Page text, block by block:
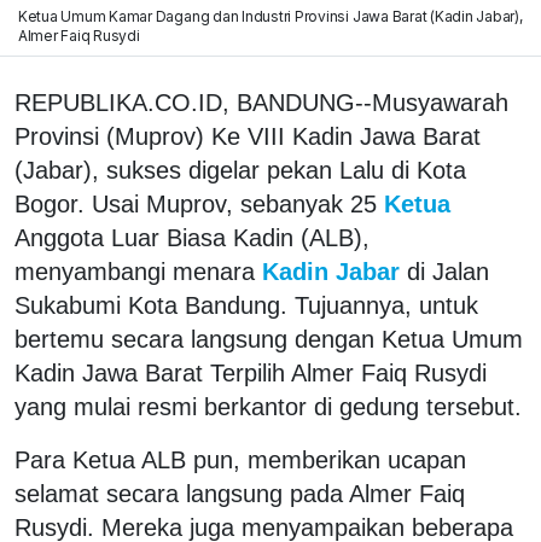
Ketua Umum Kamar Dagang dan Industri Provinsi Jawa Barat (Kadin Jabar),
Almer Faiq Rusydi
REPUBLIKA.CO.ID, BANDUNG--Musyawarah
Provinsi (Muprov) Ke VIII Kadin Jawa Barat
(Jabar), sukses digelar pekan Lalu di Kota
Bogor. Usai Muprov, sebanyak 25 Ketua
Anggota Luar Biasa Kadin (ALB),
menyambangi menara Kadin Jabar di Jalan
Sukabumi Kota Bandung. Tujuannya, untuk
bertemu secara langsung dengan Ketua Umum
Kadin Jawa Barat Terpilih Almer Faiq Rusydi
yang mulai resmi berkantor di gedung tersebut.
Para Ketua ALB pun, memberikan ucapan
selamat secara langsung pada Almer Faiq
Rusydi. Mereka juga menyampaikan beberapa